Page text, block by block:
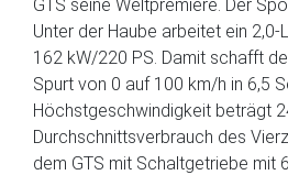
GTS seine Weltpremiere. Der
Unter der Haube arbeitet ein
162 kW/220 PS. Damit schafft
Spurt von 0 auf 100 km/h in 6,5
Höchstgeschwindigkeit beträgt
Durchschnittsverbrauch des
dem GTS mit Schaltgetriebe mit